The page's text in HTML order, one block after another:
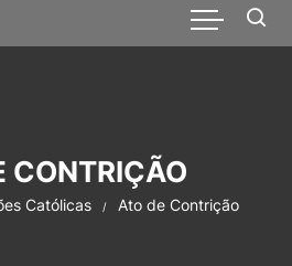
CONTRIÇÃO
Católicas Ato de Contrição